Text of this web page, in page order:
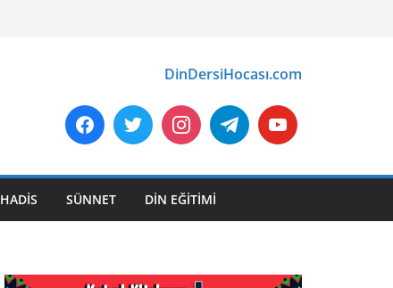
DinDersiHocası.com
HADİS SÜNNET DİN EĞİTİMİ